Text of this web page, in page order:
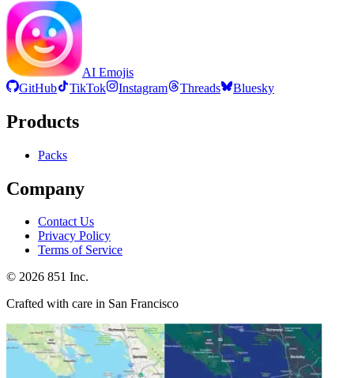
AI Emojis
GitHub
TikTok Instagram Threads Bluesky
Products
Packs
Company
Contact Us
Privacy Policy
Terms of Service
© 2026 851 Inc.
Crafted with care in San Francisco